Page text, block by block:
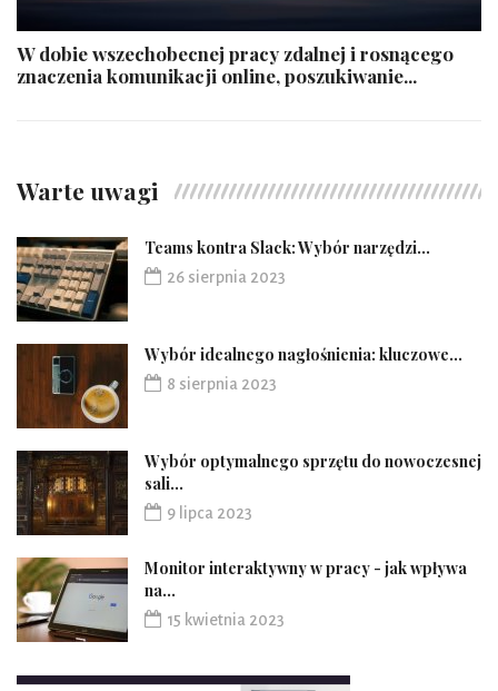
W dobie wszechobecnej pracy zdalnej i rosnącego
znaczenia komunikacji online, poszukiwanie...
Warte uwagi
Teams kontra Slack: Wybór narzędzi...
26 sierpnia 2023
Wybór idealnego nagłośnienia: kluczowe...
8 sierpnia 2023
Wybór optymalnego sprzętu do nowoczesnej
sali...
9 lipca 2023
Monitor interaktywny w pracy - jak wpływa
na...
15 kwietnia 2023